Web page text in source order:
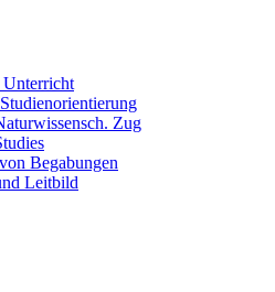
Zug
Begabungen
Leitbild